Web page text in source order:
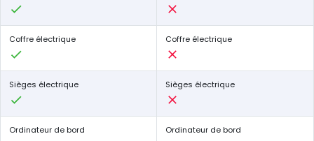
Coffre électrique Coffre électrique
Sièges électrique Sièges électrique
Ordinateur de bord Ordinateur de bord